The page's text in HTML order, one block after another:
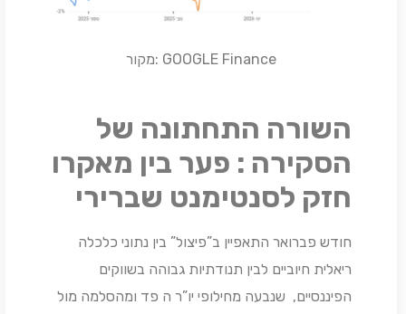
GOOGLE Finance :מקור
השורה התחתונה של
הסקירה : פער בין מאקרו
חזק לסנטימנט שברירי
חודש פברואר התאפיין ב”פיצול” בין נתוני כלכלה
ריאלית חיוביים לבין תנודתיות גבוהה בשווקים
הפיננסיים, שנבעה מחילופי יו”ר ה פד ומהסלמה מול